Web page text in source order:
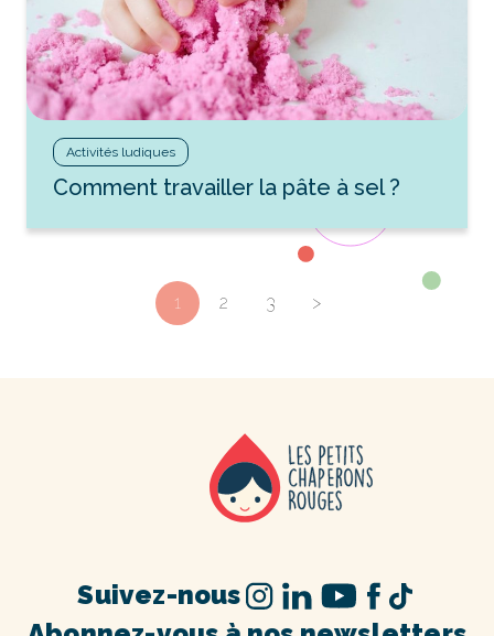
Activités ludiques
Comment travailler la pâte à sel ?
1 2 3 >
Suivez-nous